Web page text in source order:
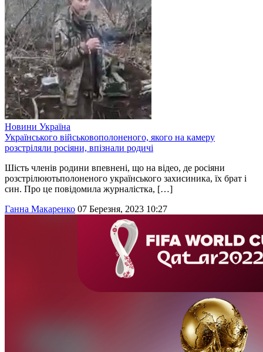
Новини Україна
Українського військовополоненого, якого на камеру
розстріляли росіяни, впізнали родичі
Шість членів родини впевнені, що на відео, де росіяни
розстрілюютьполоненого українського захисиника, їх брат і
син. Про це повідомила журналістка, […]
Ганна Макаренко 07 Березня, 2023 10:27